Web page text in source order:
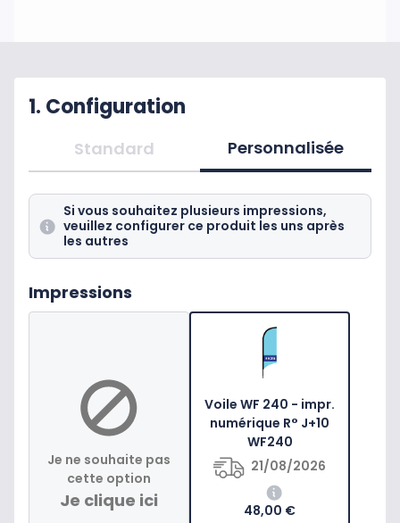
1. Configuration
Standard Personnalisée
Si vous souhaitez plusieurs impressions,
veuillez configurer ce produit les uns après
les autres
Impressions
Je ne souhaite pas
cette option
Je clique ici
Voile WF 240 - impr.
numérique R° J+10
WF240
21/08/2026
48,00 €